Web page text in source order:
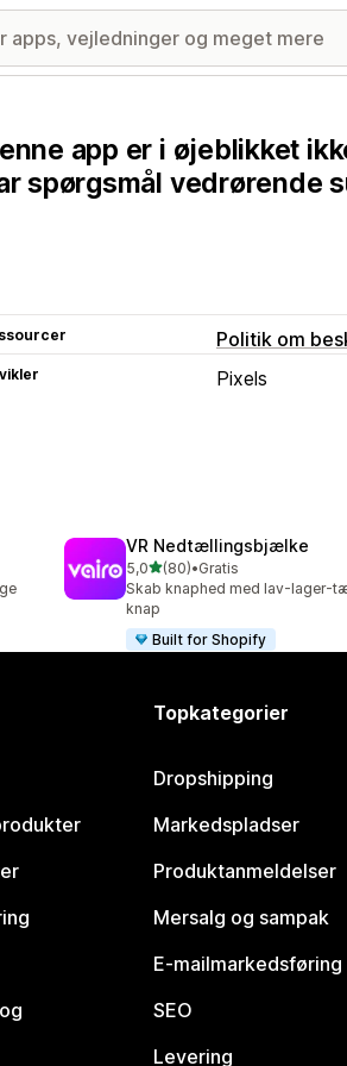
app er i øjeblikket
spørgsmål vedrørende
Politik om
Pixels
VR Nedtællingsbjælke
5,0ud af 5 stjerner
(80)
80 anmeldelser i alt
•Gratis
Skab knaphed med lav-lager-
knap
Built for Shopify
Topkategorier
Dropshipping
Markedspladser
Produktanmeldelser
Mersalg og sampak
E-mailmarkedsføring
SEO
Levering